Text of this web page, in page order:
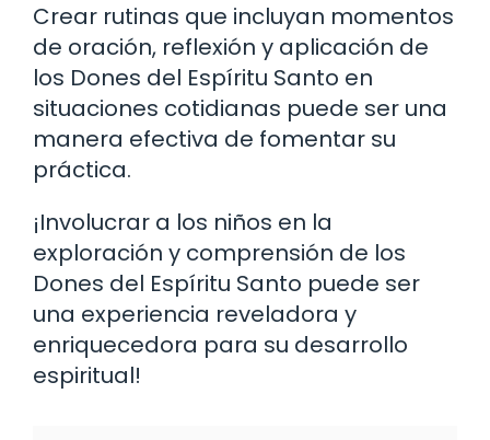
Crear rutinas que incluyan momentos
de oración, reflexión y aplicación de
los Dones del Espíritu Santo en
situaciones cotidianas puede ser una
manera efectiva de fomentar su
práctica.
¡Involucrar a los niños en la
exploración y comprensión de los
Dones del Espíritu Santo puede ser
una experiencia reveladora y
enriquecedora para su desarrollo
espiritual!